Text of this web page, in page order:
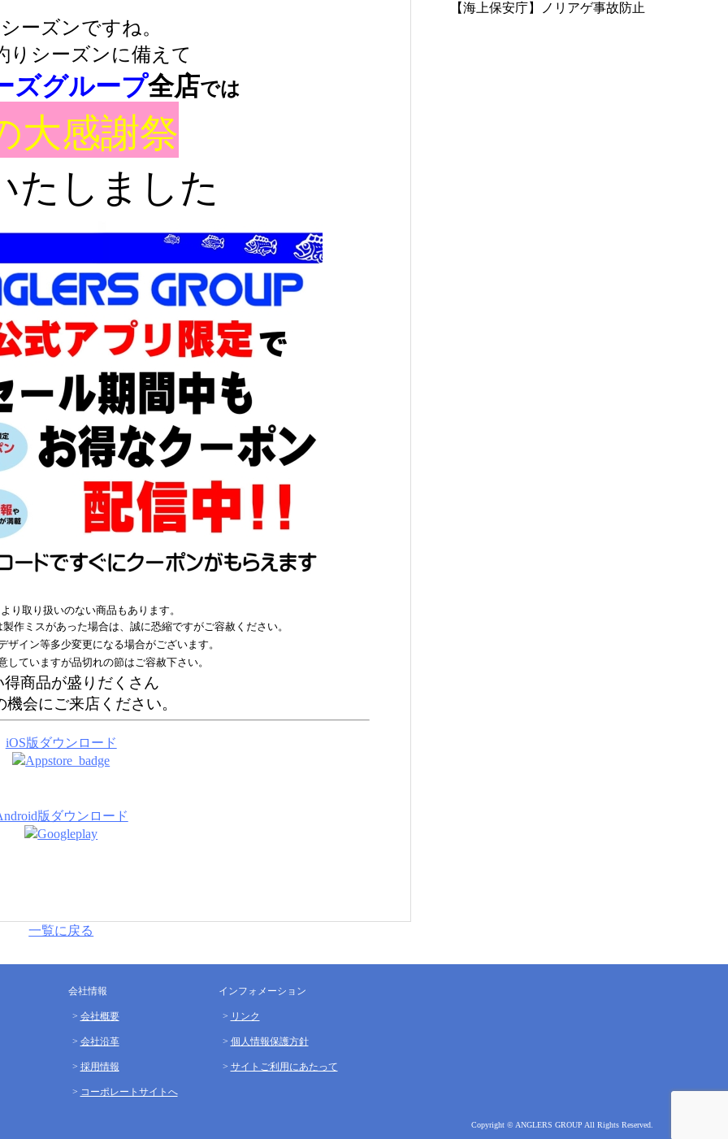
ーズンですね。
りシーズンに備えて
ズグループ全店では
大感謝祭
たしました
り取り扱いのない商品もあります。
作ミスがあった場合は、誠に恐縮ですがご容赦ください。
イン等多少変更になる場合がございます。
ていますが品切れの節はご容赦下さい。
得商品が盛りだくさん
会にご来店ください。
iOS版ダウンロード
版ダウンロード
一覧に戻る
【海上保安庁】ノリアゲ事故防止
会社情報
会社概要
会社沿革
採用情報
コーポレートサイトへ
インフォメーション
リンク
個人情報保護方針
サイトご利用にあたって
Copyright © ANGLERS GROUP All Rights Reserved.